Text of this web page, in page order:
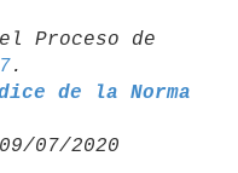
de la Norma
07/2020